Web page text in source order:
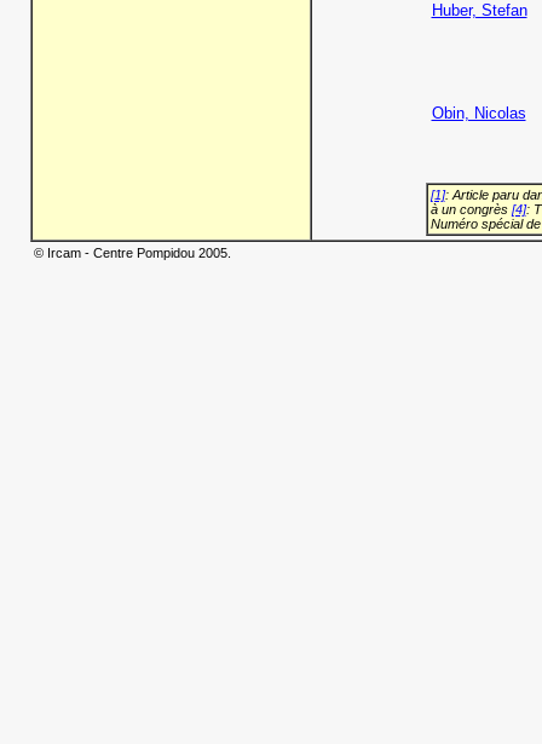
Huber, Stefan
Obin, Nicolas
[1]: Article paru
à un congrès [4]:
Numéro spécial
© Ircam - Centre Pompidou 2005.